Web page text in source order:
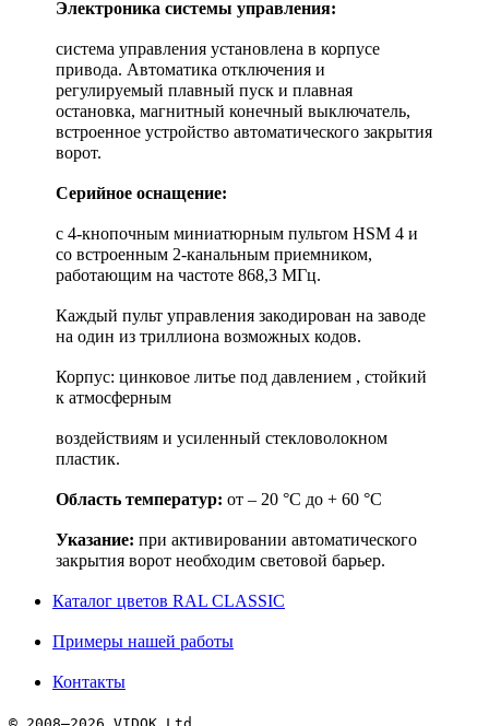
Электроника системы управления:
система управления установлена в корпусе
привода. Автоматика отключения и
регулируемый плавный пуск и плавная
остановка, магнитный конечный выключатель,
встроенное устройство автоматического закрытия
ворот.
Серийное оснащение:
с 4-кнопочным миниатюрным пультом HSM 4 и
со встроенным 2-канальным приемником,
работающим на частоте 868,3 МГц.
Каждый пульт управления закодирован на заводе
на один из триллиона возможных кодов.
Корпус: цинковое литье под давлением , стойкий
к атмосферным
воздействиям и усиленный стекловолокном
пластик.
Область температур: от – 20 °C до + 60 °C
Указание: при активировании автоматического
закрытия ворот необходим световой барьер.
Каталог цветов RAL CLASSIC
Примеры нашей работы
Контакты